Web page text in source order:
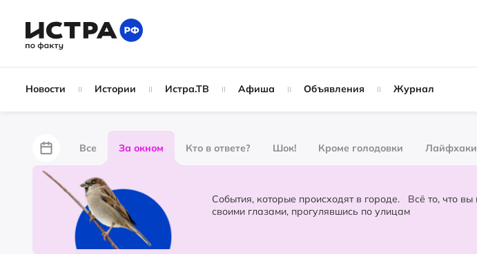
Новости Истории Истра.ТВ Афиша Объявления Журнал
Все За окном Кто в ответе? Шок! Кроме голодовки Лайфхаки
За забором
Партнёрский материал Народные новости Слухи
События, которые происходят в городе. Всё то, что вы можете увидеть
своими глазами, прогулявшись по улицам